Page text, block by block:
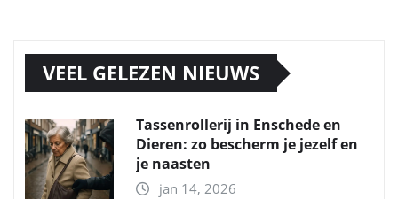
VEEL GELEZEN NIEUWS
Tassenrollerij in Enschede en
Dieren: zo bescherm je jezelf en
je naasten
jan 14, 2026